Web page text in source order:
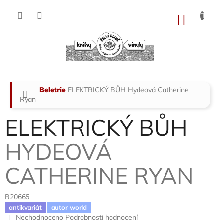
Domů
Beletrie ELEKTRICKÝ BŮH Hydeová Catherine
Ryan
ELEKTRICKÝ BŮH
HYDEOVÁ
CATHERINE RYAN
B20665
antikvariát autor world
Průměrné
Neohodnoceno Podrobnosti hodnocení